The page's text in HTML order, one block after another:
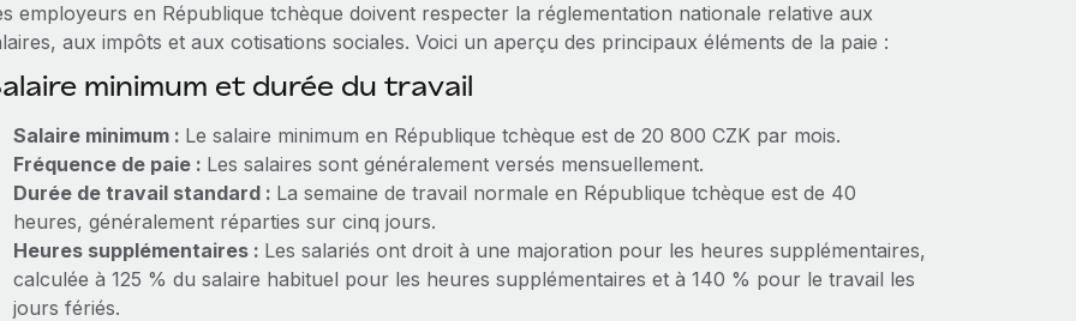
employeurs en République tchèque doivent respecter la réglementation nationale relative aux
aux impôts et aux cotisations sociales. Voici un aperçu des principaux éléments de la paie :
minimum et durée du travail
Salaire minimum : Le salaire minimum en République tchèque est de 20 800 CZK par mois.
Fréquence de paie : Les salaires sont généralement versés mensuellement.
Durée de travail standard : La semaine de travail normale en République tchèque est de 40
heures, généralement réparties sur cinq jours.
Heures supplémentaires : Les salariés ont droit à une majoration pour les heures supplémentaires,
calculée à 125 % du salaire habituel pour les heures supplémentaires et à 140 % pour le travail les
jours fériés.